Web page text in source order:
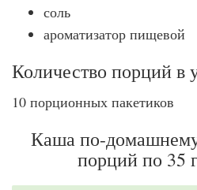
соль
ароматизатор пищевой
Количество порций в
10 порционных пакетиков
Каша по-
порций по 35